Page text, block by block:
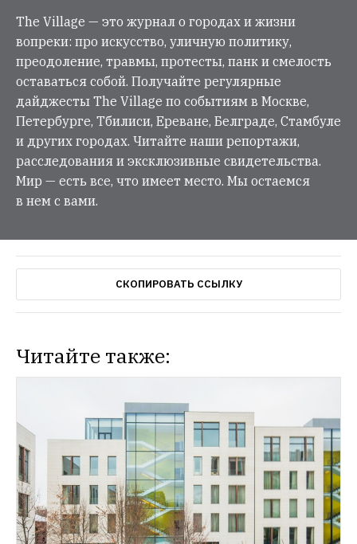
The Village — это журнал о городах и жизни
вопреки: про искусство, уличную политику,
преодоление, травмы, протесты, панк и смелость
оставаться собой. Получайте регулярные
дайджесты The Village по событиям в Москве,
Петербурге, Тбилиси, Ереване, Белграде, Стамбуле
и других городах. Читайте наши репортажи,
расследования и эксклюзивные свидетельства.
Мир — есть все, что имеет место. Мы остаемся
в нем с вами.
СКОПИРОВАТЬ ССЫЛКУ
Читайте также: